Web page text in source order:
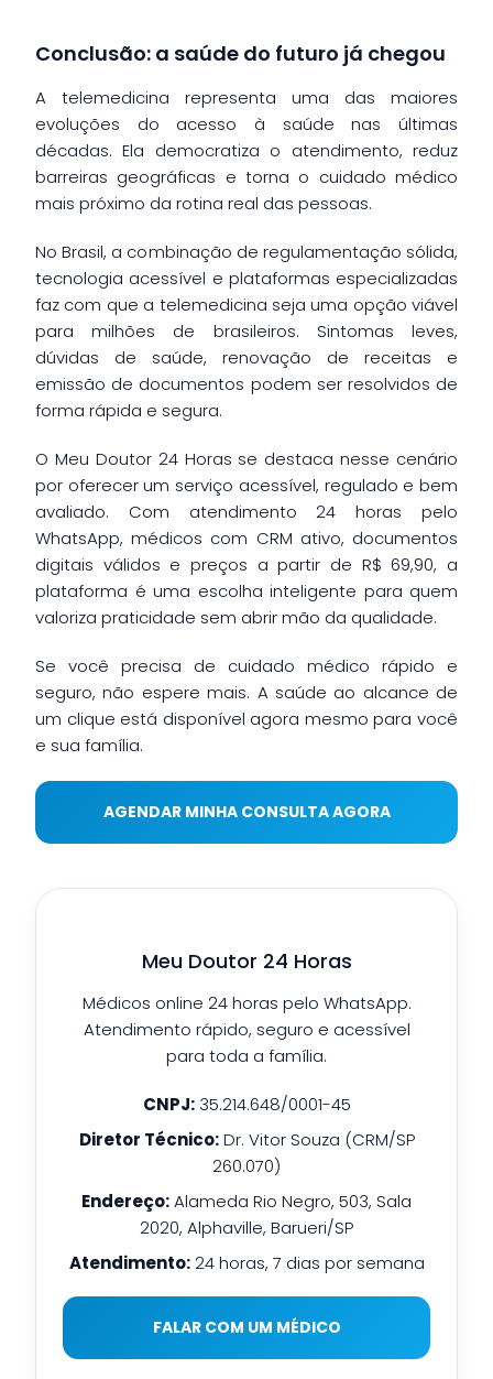
Conclusão: a saúde do futuro já chegou
A telemedicina representa uma das maiores
evoluções do acesso à saúde nas últimas
décadas. Ela democratiza o atendimento, reduz
barreiras geográficas e torna o cuidado médico
mais próximo da rotina real das pessoas.
No Brasil, a combinação de regulamentação sólida,
tecnologia acessível e plataformas especializadas
faz com que a telemedicina seja uma opção viável
para milhões de brasileiros. Sintomas leves,
dúvidas de saúde, renovação de receitas e
emissão de documentos podem ser resolvidos de
forma rápida e segura.
O Meu Doutor 24 Horas se destaca nesse cenário
por oferecer um serviço acessível, regulado e bem
avaliado. Com atendimento 24 horas pelo
WhatsApp, médicos com CRM ativo, documentos
digitais válidos e preços a partir de R$ 69,90, a
plataforma é uma escolha inteligente para quem
valoriza praticidade sem abrir mão da qualidade.
Se você precisa de cuidado médico rápido e
seguro, não espere mais. A saúde ao alcance de
um clique está disponível agora mesmo para você
e sua família.
AGENDAR MINHA CONSULTA AGORA
Meu Doutor 24 Horas
Médicos online 24 horas pelo WhatsApp.
Atendimento rápido, seguro e acessível
para toda a família.
CNPJ:35.214.648/0001-45
Diretor Técnico:Dr. Vitor Souza (CRM/SP
260.070)
Endereço:Alameda Rio Negro, 503, Sala
2020, Alphaville, Barueri/SP
Atendimento:24 horas, 7 dias por semana
FALAR COM UM MÉDICO